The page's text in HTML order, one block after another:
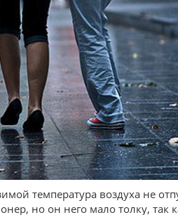
температура воздуха не
но он него мало толку, так